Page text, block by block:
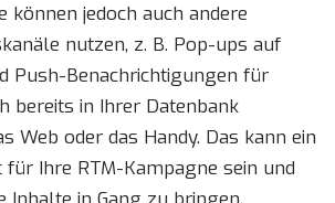
können jedoch auch andere
nutzen, z. B. Pop-ups auf
Push-Benachrichtigungen für
bereits in Ihrer Datenbank
Web oder das Handy. Das kann ein
Ihre RTM-Kampagne sein und